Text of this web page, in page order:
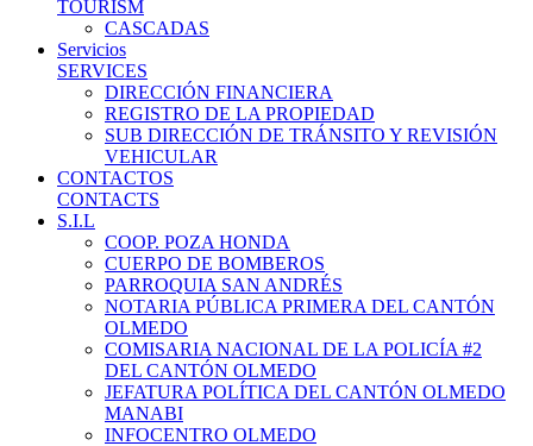
TOURISM
CASCADAS
Servicios
SERVICES
DIRECCIÓN FINANCIERA
REGISTRO DE LA PROPIEDAD
SUB DIRECCIÓN DE TRÁNSITO Y REVISIÓN
VEHICULAR
CONTACTOS
CONTACTS
S.I.L
COOP. POZA HONDA
CUERPO DE BOMBEROS
PARROQUIA SAN ANDRÉS
NOTARIA PÚBLICA PRIMERA DEL CANTÓN
OLMEDO
COMISARIA NACIONAL DE LA POLICÍA #2
DEL CANTÓN OLMEDO
JEFATURA POLÍTICA DEL CANTÓN OLMEDO
MANABI
INFOCENTRO OLMEDO